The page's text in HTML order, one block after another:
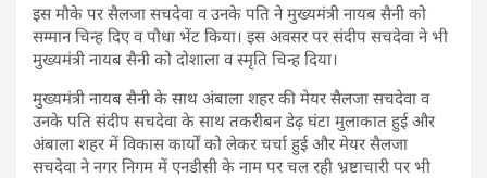
इस मौके पर सैलजा सचदेवा व उनके पति ने मुख्यमंत्री नायब सैनी को
सम्मान चिन्ह दिए व पौधा भेंट किया। इस अवसर पर संदीप सचदेवा ने भी
मुख्यमंत्री नायब सैनी को दोशाला व स्मृति चिन्ह दिया।
मुख्यमंत्री नायब सैनी के साथ अंबाला शहर की मेयर सैलजा सचदेवा व
उनके पति संदीप सचदेवा के साथ तकरीबन डेढ़ घंटा मुलाकात हुई और
अंबाला शहर में विकास कार्यों को लेकर चर्चा हुई और मेयर सैलजा
सचदेवा ने नगर निगम में एनडीसी के नाम पर चल रही भ्रष्टाचारी पर भी